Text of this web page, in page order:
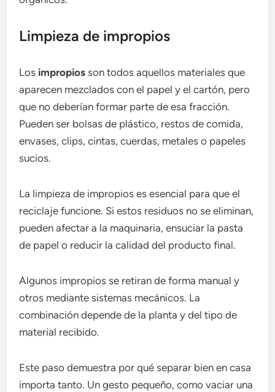
Limpieza de impropios
Los impropios son todos aquellos materiales que
aparecen mezclados con el papel y el cartón, pero
que no deberían formar parte de esa fracción.
Pueden ser bolsas de plástico, restos de comida,
envases, clips, cintas, cuerdas, metales o papeles
sucios.
La limpieza de impropios es esencial para que el
reciclaje funcione. Si estos residuos no se eliminan,
pueden afectar a la maquinaria, ensuciar la pasta
de papel o reducir la calidad del producto final.
Algunos impropios se retiran de forma manual y
otros mediante sistemas mecánicos. La
combinación depende de la planta y del tipo de
material recibido.
Este paso demuestra por qué separar bien en casa
importa tanto. Un gesto pequeño, como vaciar una